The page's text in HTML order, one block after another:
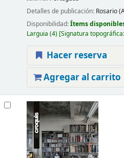
Detalles de publicación: Rosario
Disponibilidad:Ítems
Larguia (4) Signatura topográfica:
Hacer reserva
Agregar al carrito